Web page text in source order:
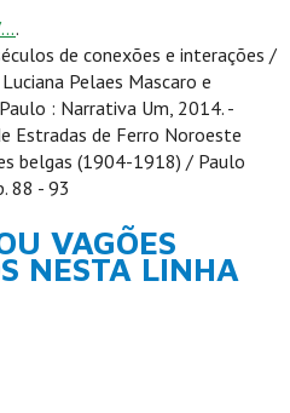
.
de conexões e interações /
Pelaes Mascaro e
: Narrativa Um, 2014. -
Estradas de Ferro Noroeste
belgas (1904-1918) / Paulo
88 - 93
VAGÕES
NESTA LINHA